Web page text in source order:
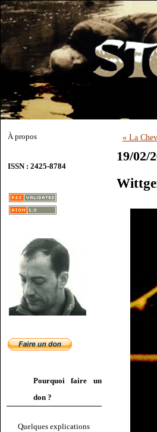
À propos
ISSN : 2425-8784
Pourquoi faire un
don ?
Quelques explications
« La
19/02/